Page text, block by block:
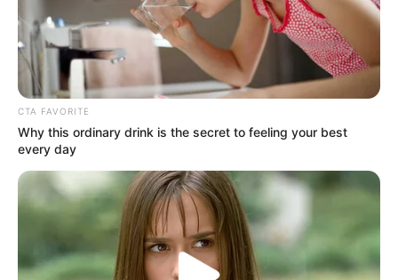
ΕΠΕΙΓΟΝ: Στην απόφαση
ΑΠΑΓΟΡΕΥΣΗΣ rapid test από
τον Ε.Ο.Φ αναγράφεται
καθαρά ότι...
Έρχεται το μεγαλύτερο κραχ
στη σύγχρονη Ιστορία
Διέρρευσε η κρίσιμη
συμφωνία ΕΕ – Pfizer
Μια σημαντική και δίκαιη
ανάλυση της ομιλίας του
CTA FAVORITE
Why this ordinary drink is the secret to feeling your best
every day